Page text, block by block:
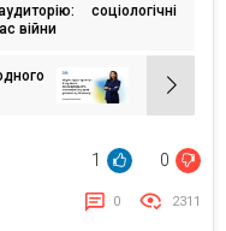
соціологічні
війни
1 0
0 2311